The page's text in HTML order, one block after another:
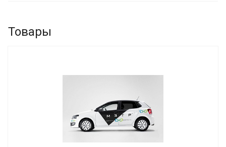
Товары